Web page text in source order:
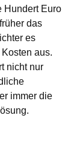
Hundert Euro
das
es
aus.
nicht nur
immer die